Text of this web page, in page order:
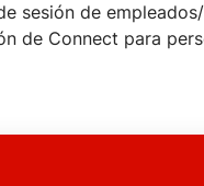
sesión de
de Connect para